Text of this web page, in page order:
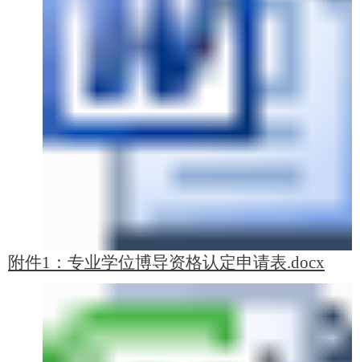
附件1：专业学位博导资格认定申请表.docx